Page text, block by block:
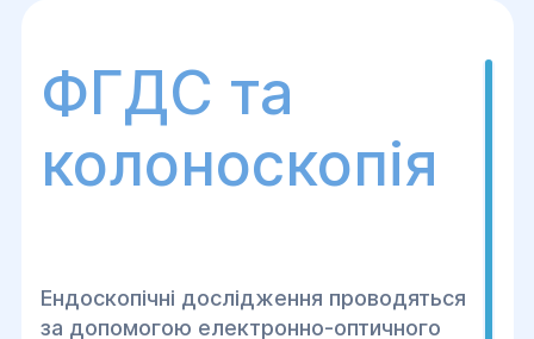
ФГДС та
колоноскопія
Ендоскопічні дослідження проводяться
за допомогою електронно-оптичного